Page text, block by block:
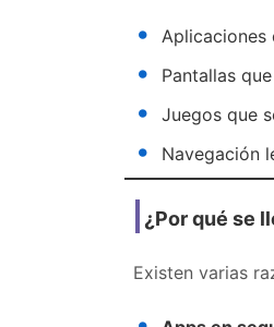
Aplicaciones
Pantallas
Juegos que
Navegación
¿Por qué se
Existen varias